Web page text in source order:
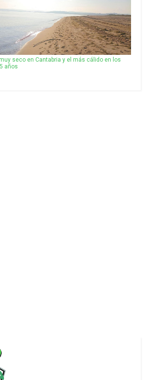
seco en Cantabria y el más cálido en los
años